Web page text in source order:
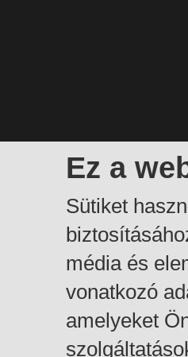
Ez a
Sütiket
média és
vonatkozó
amelyeket